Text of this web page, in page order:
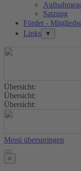
Satzung
Förder -
Links ▼
Übersicht:
Übersicht:
Übersicht:
Menü überspringen
×